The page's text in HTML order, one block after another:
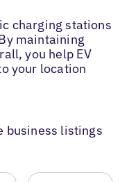
charging stations
maintaining
you help EV
your location
business listings